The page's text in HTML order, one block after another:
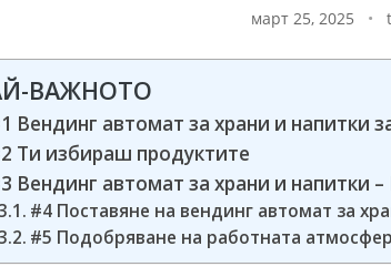
март 25, 2025 •
ВАЖНОТО
Вендинг автомат за храни и напитки
Ти избираш продуктите
Вендинг автомат за храни и напитки
#4 Поставяне на вендинг автомат за
#5 Подобряване на работната